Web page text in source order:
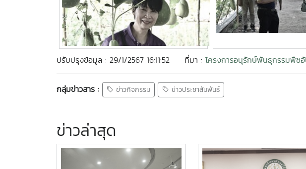
ปรับปรุงข้อมูล : 29/1/2567 16:11:52 ที่มา : โครงการอนุรักษ์พันธุกรรมพืชอั
กลุ่มข่าวสาร : ข่าวกิจกรรม ข่าวประชาสัมพันธ์
ข่าวล่าสุด